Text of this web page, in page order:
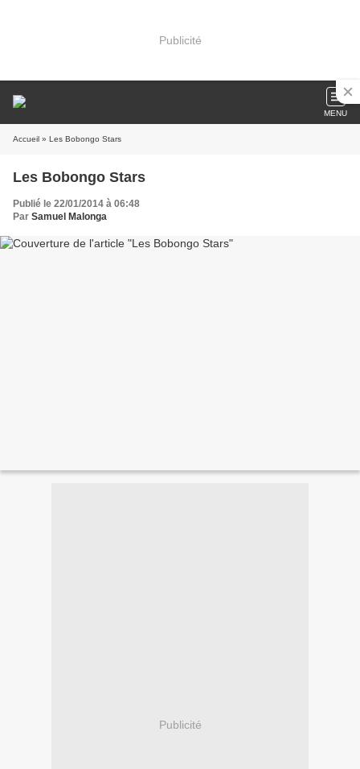
Publicité
MENU
Accueil » Les Bobongo Stars
Les Bobongo Stars
Publié le 22/01/2014 à 06:48
Par Samuel Malonga
Publicité